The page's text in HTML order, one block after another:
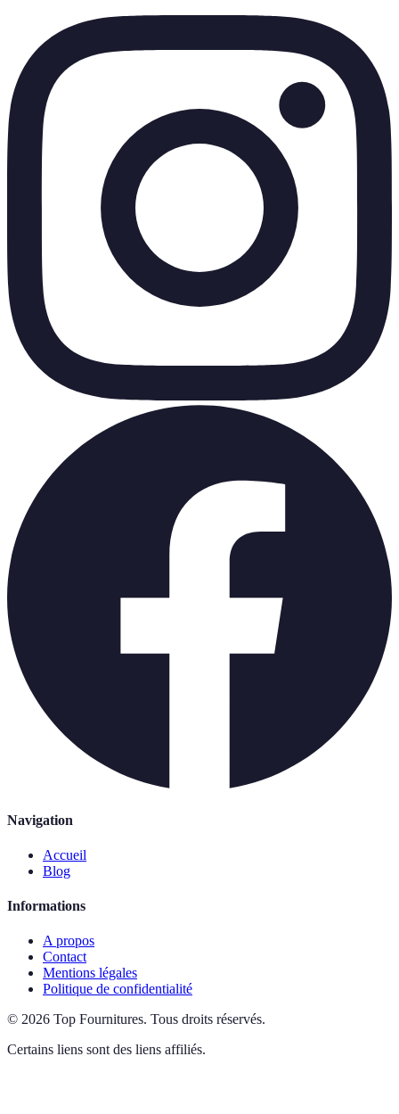
Navigation
Accueil
Blog
Informations
A propos
Contact
Mentions légales
Politique de confidentialité
© 2026 Top Fournitures. Tous droits réservés.
Certains liens sont des liens affiliés.